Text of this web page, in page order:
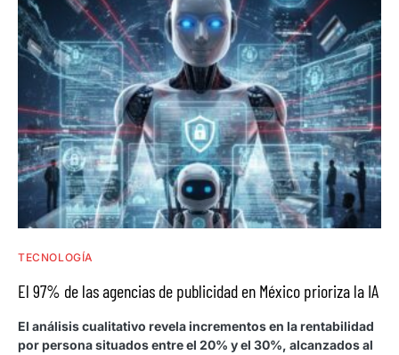
TECNOLOGÍA
El 97% de las agencias de publicidad en México prioriza la IA
El análisis cualitativo revela incrementos en la rentabilidad
por persona situados entre el 20% y el 30%, alcanzados al